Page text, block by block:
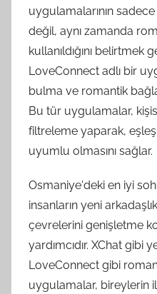
uygulamalarının
değil, aynı zamanda
kullanıldığını belirtmek
LoveConnect adlı bir
bulma ve romantik
Bu tür uygulamalar,
filtreleme yaparak,
uyumlu olmasını sağlar.
Osmaniye'deki en iyi
insanların yeni
çevrelerini genişletme
yardımcıdır. XChat gibi
LoveConnect gibi
uygulamalar, bireylerin